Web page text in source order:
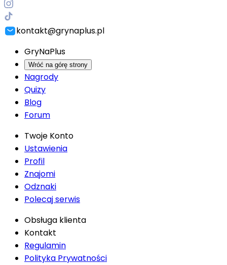
kontakt@grynaplus.pl
GryNaPlus
Wróć na górę strony
Nagrody
Quizy
Blog
Forum
Twoje Konto
Ustawienia
Profil
Znajomi
Odznaki
Polecaj serwis
Obsługa klienta
Kontakt
Regulamin
Polityka Prywatności